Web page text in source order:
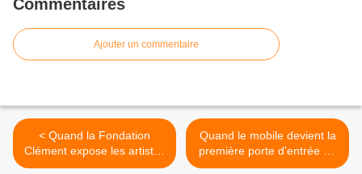
Commentaires
Ajouter un commentaire
< Quand la Fondation
Clément expose les artistes
Martiniquais...
Quand le mobile devient la
première porte d'entrée de
la publicité... >